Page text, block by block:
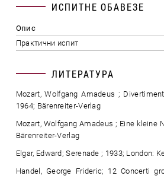
ИСПИТНЕ ОБАВЕЗЕ
Опис
Практични испит
ЛИТЕРАТУРА
Mozart, Wolfgang Amadeus ;
1964; Bärenreiter-Verlag
Mozart, Wolfgang Amadeus ; Eine kleine
Bärenreiter-Verlag
Elgar, Edward; Serenade ; 1933; London:
Handel, George Frideric; 12 Concerti